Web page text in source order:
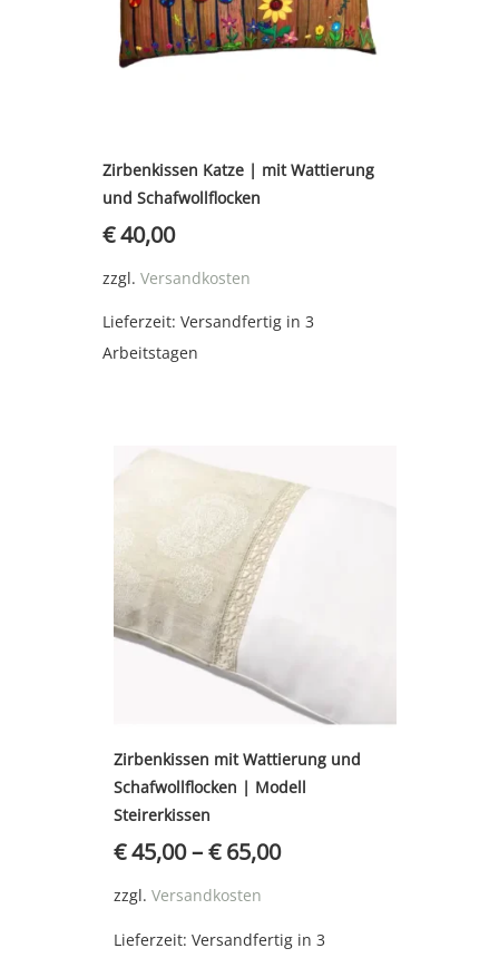
Zirbenkissen Katze | mit Wattierung
und Schafwollflocken
€40,00
zzgl. Versandkosten
Lieferzeit: Versandfertig in 3
Arbeitstagen
Zirbenkissen mit Wattierung und
Schafwollflocken | Modell
Steirerkissen
€45,00–€65,00
zzgl.Versandkosten
Lieferzeit:Versandfertig in 3